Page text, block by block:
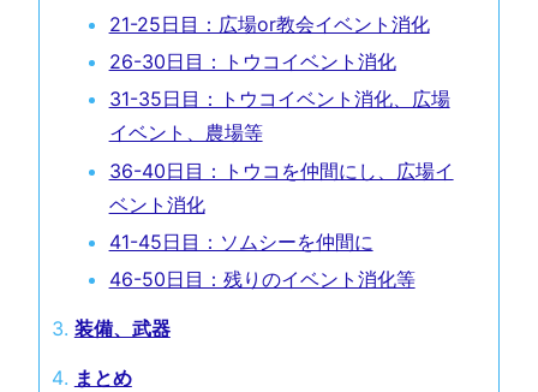
21-25日目：広場or教会イベント消化
26-30日目：トウコイベント消化
31-35日目：トウコイベント消化、広場
イベント、農場等
36-40日目：トウコを仲間にし、広場イ
ベント消化
41-45日目：ソムシーを仲間に
46-50日目：残りのイベント消化等
装備、武器
まとめ